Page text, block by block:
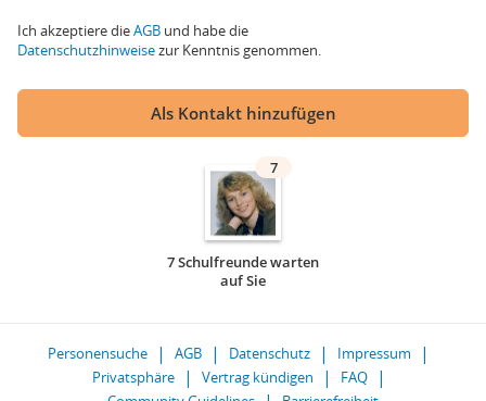
Ich akzeptiere dieAGB und habe die
Datenschutzhinweisezur Kenntnis genommen.
Als Kontakt hinzufügen
7
7 Schulfreunde warten
auf Sie
Personensuche AGB Datenschutz
Impressum
Privatsphäre
Vertrag kündigen
FAQ